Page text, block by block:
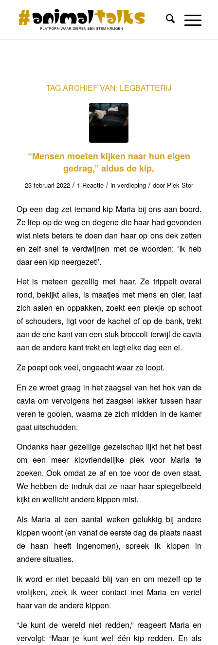
TAG ARCHIEF VAN: LEGBATTERIJ
“Mensen moeten kijken naar hun eigen
gedrag,” aldus de kip.
23 februari 2022 / 1 Reactie / in verdieping / door Piek Stor
Op een dag zet iemand kip Maria bij ons aan boord.
Ze liep op de weg en degene die haar had gevonden
wist niets beters te doen dan haar op ons dek zetten
en zelf snel te verdwijnen met de woorden: ‘Ik heb
daar een kip neergezet!’.
Het is meteen gezellig met haar. Ze trippelt overal
rond, bekijkt alles, is maatjes met mens en dier, laat
zich aaien en oppakken, zoekt een plekje op schoot
of schouders, ligt voor de kachel of op de bank, trekt
aan de ene kant van een stuk broccoli terwijl de cavia
aan de andere kant trekt en legt elke dag een ei.
Ze poept ook veel, ongeacht waar ze loopt.
En ze wroet graag in het zaagsel van het hok van de
cavia om vervolgens het zaagsel lekker tussen haar
veren te gooien, waarna ze zich midden in de kamer
gaat uitschudden.
Ondanks haar gezellige gezelschap lijkt het het best
om een meer kipvriendelijke plek voor Maria te
zoeken. Ook omdat ze af en toe voor de oven staat.
We hebben de indruk dat ze naar haar spiegelbeeld
kijkt en wellicht andere kippen mist.
Als Maria al een aantal weken gelukkig bij andere
kippen woont (en vanaf de eerste dag de plaats naast
de haan heeft ingenomen), spreek ik kippen in
andere situaties.
Ik word er niet bepaald blij van en om mezelf op te
vrolijken, zoek ik weer contact met Maria en vertel
haar van de andere kippen.
“Je kunt de wereld niet redden,” reageert Maria en
vervolgt: “Maar je kunt wel één kip redden. En als